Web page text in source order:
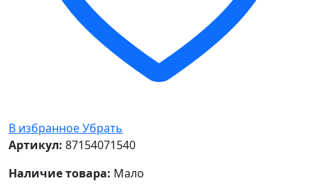
В избранноеУбрать
Артикул: 87154071540
Наличие товара: Мало